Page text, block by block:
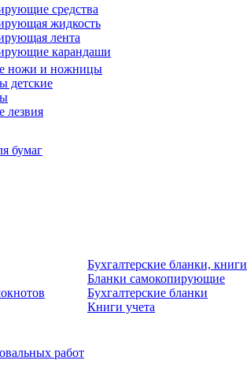
средства
жидкость
лента
карандаши
ножи и ножницы
детские
лезвия
бумаг
Бухгалтерские бланки, книги
Бланки самокопирующие
Бухгалтерские бланки
Книги учета
работ